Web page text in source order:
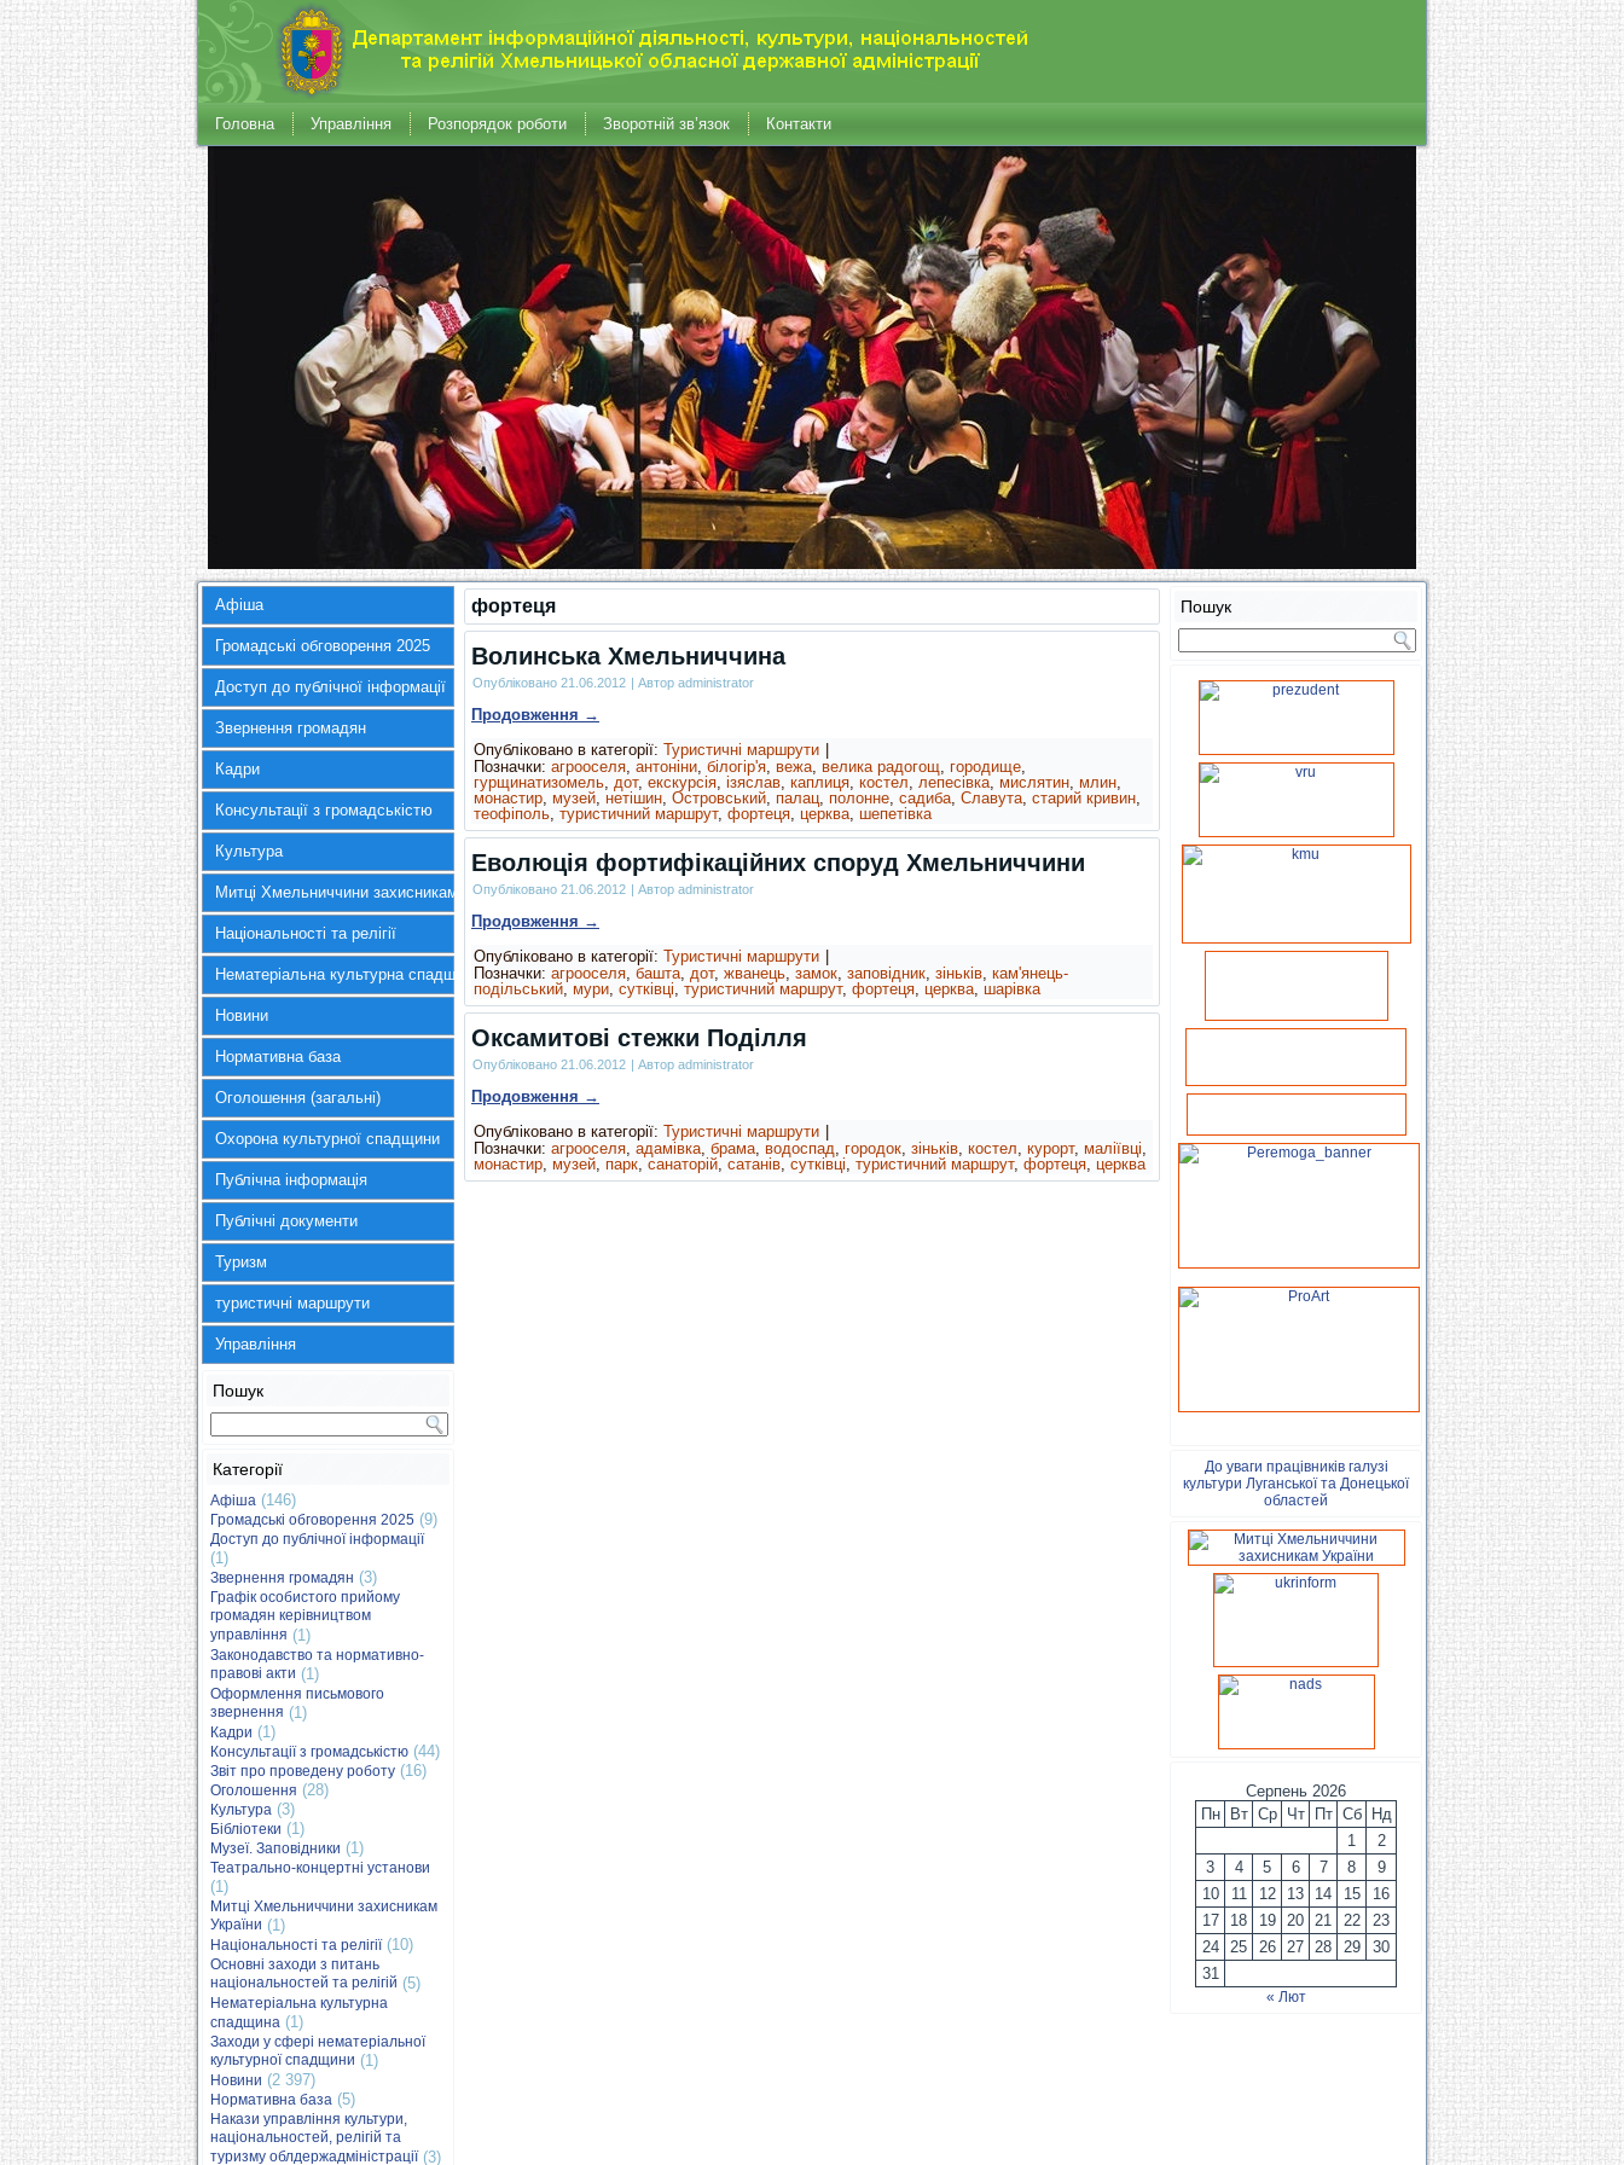
Головна Управління Розпорядок роботи Зворотній зв’язок Контакти
Афіша
Громадські обговорення 2025
Доступ до публічної інформації
Звернення громадян
Кадри
Консультації з громадськістю
Культура
Митці Хмельниччини захисникам України
Національності та релігії
Нематеріальна культурна спадщина
Новини
Нормативна база
Оголошення (загальні)
Охорона культурної спадщини
Публічна інформація
Публічні документи
Туризм
туристичні маршрути
Управління
Пошук
Категорії
Афіша (146)
Громадські обговорення 2025 (9)
Доступ до публічної інформації
(1)
Звернення громадян (3)
Графік особистого прийому
громадян керівництвом
управління (1)
Законодавство та нормативно-
правові акти (1)
Оформлення письмового
звернення (1)
Кадри (1)
Консультації з громадськістю (44)
Звіт про проведену роботу (16)
Оголошення (28)
Культура (3)
Бібліотеки (1)
Музеї. Заповідники (1)
Театрально-концертні установи
(1)
Митці Хмельниччини захисникам
України (1)
Національності та релігії(10)
Основні заходи з питань
національностей та релігій (5)
Нематеріальна культурна
спадщина (1)
Заходи у сфері нематеріальної
культурної спадщини (1)
Новини (2 397)
Нормативна база (5)
Накази управління культури,
національностей, релігій та
туризму облдержадміністрації(3)
фортеця
Волинська Хмельниччина
Опубліковано 21.06.2012 | Автор administrator
Продовження →
Опубліковано в категорії: Туристичні маршрути
Позначки: агрооселя, антоніни, білогір'я, вежа, велика радогощ, городище,
гурщинатизомель, дот, екскурсія, ізяслав, каплиця, костел, лепесівка, мислятин, млин,
монастир, музей, нетішин, Островський, палац, полонне, садиба, Славута, старий кривин,
теофіполь, туристичний маршрут, фортеця, церква, шепетівка
Еволюція фортифікаційних споруд Хмельниччини
Опубліковано 21.06.2012 | Автор administrator
Продовження →
Опубліковано в категорії: Туристичні маршрути
Позначки: агрооселя, башта, дот, жванець, замок, заповідник, зіньків, кам'янець-
подільський, мури, сутківці, туристичний маршрут, фортеця, церква, шарівка
Оксамитові стежки Поділля
Опубліковано 21.06.2012 | Автор administrator
Продовження →
Опубліковано в категорії: Туристичні маршрути
Позначки: агрооселя, адамівка, брама, водоспад, городок, зіньків, костел, курорт, маліївці,
монастир, музей, парк, санаторій, сатанів, сутківці, туристичний маршрут, фортеця, церква
Пошук
До уваги працівників галузі
культури Луганської та Донецької
областей
Серпень 2026
Пн
Вт Ср Чт Пт Сб
Нд
1
2
3
4 5 6 7 8
9
10
11 12 13 14 15
16
17
18 19 20 21 22
23
24
25 26 27 28 29
30
31
« Лют